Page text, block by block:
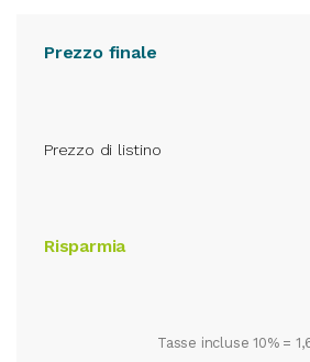
Prezzo finale
Prezzo di listino
Risparmia
Tasse incluse 10% =